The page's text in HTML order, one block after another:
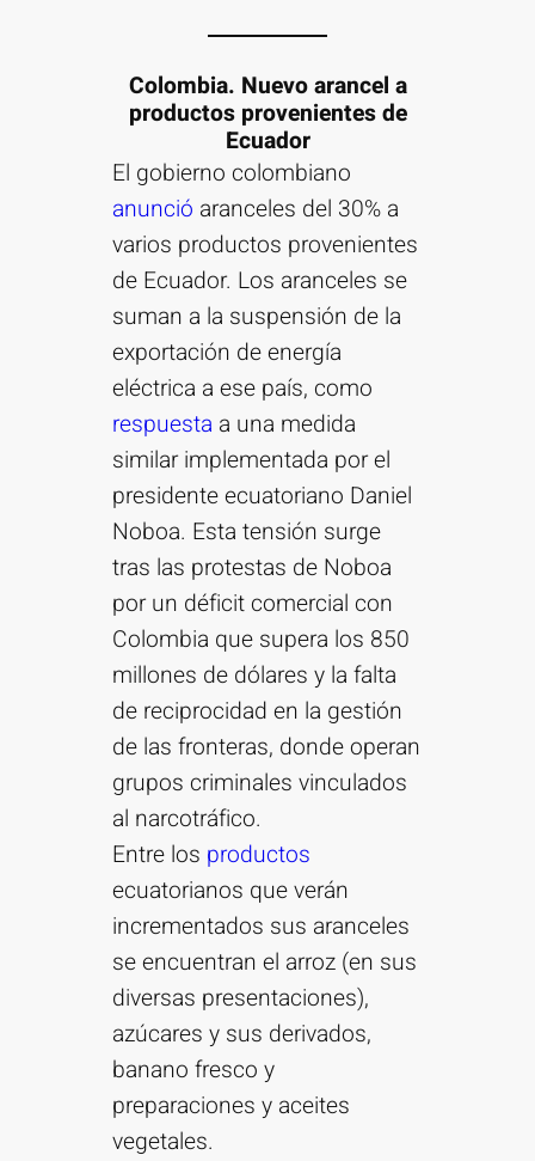
Colombia. Nuevo arancel a
productos provenientes de
Ecuador
El gobierno colombiano
anunció aranceles del 30% a
varios productos provenientes
de Ecuador. Los aranceles se
suman a la suspensión de la
exportación de energía
eléctrica a ese país, como
respuesta a una medida
similar implementada por el
presidente ecuatoriano Daniel
Noboa. Esta tensión surge
tras las protestas de Noboa
por un déficit comercial con
Colombia que supera los 850
millones de dólares y la falta
de reciprocidad en la gestión
de las fronteras, donde operan
grupos criminales vinculados
al narcotráfico.
Entre los productos
ecuatorianos que verán
incrementados sus aranceles
se encuentran el arroz (en sus
diversas presentaciones),
azúcares y sus derivados,
banano fresco y
preparaciones y aceites
vegetales.